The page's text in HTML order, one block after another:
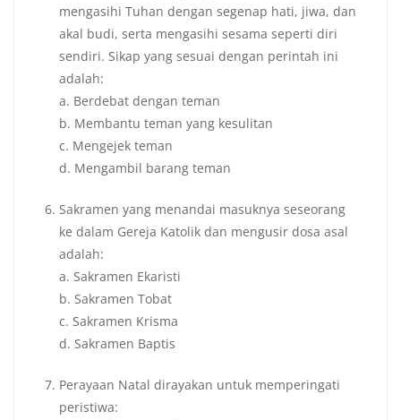
mengasihi Tuhan dengan segenap hati, jiwa, dan
akal budi, serta mengasihi sesama seperti diri
sendiri. Sikap yang sesuai dengan perintah ini
adalah:
a. Berdebat dengan teman
b. Membantu teman yang kesulitan
c. Mengejek teman
d. Mengambil barang teman
Sakramen yang menandai masuknya seseorang
ke dalam Gereja Katolik dan mengusir dosa asal
adalah:
a. Sakramen Ekaristi
b. Sakramen Tobat
c. Sakramen Krisma
d. Sakramen Baptis
Perayaan Natal dirayakan untuk memperingati
peristiwa: